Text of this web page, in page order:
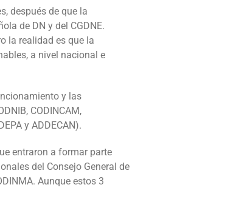
después de que la
de DN y del CGDNE.
la realidad es que la
a nivel nacional e
y las
CODINCAM,
y ADDECAN).
entraron a formar parte
del Consejo General de
Aunque estos 3